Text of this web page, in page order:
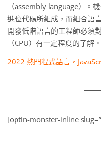
（assembly language）。
進位代碼所組成，而組合語
開發低階語言的工程師必須
（CPU）有一定程度的了解。
2022 熱門程式語言，
[optin-monster-inline